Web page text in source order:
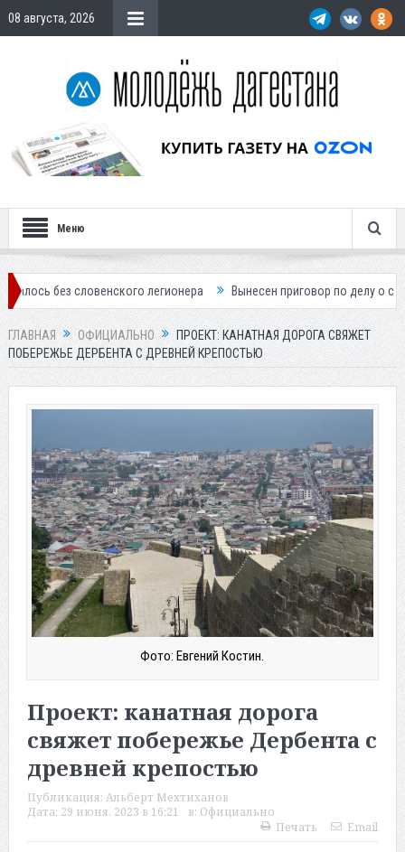
08 августа, 2026
Меню
словенского легионера Вынесен приговор по делу о
ГЛАВНАЯ ОФИЦИАЛЬНО
ПРОЕКТ: КАНАТНАЯ ДОРОГА СВЯЖЕТ
ПОБЕРЕЖЬЕ ДЕРБЕНТА С ДРЕВНЕЙ КРЕПОСТЬЮ
Фото: Евгений Костин.
Проект: канатная дорога
свяжет побережье Дербента с
древней крепостью
Публикация: Альберт Мехтиханов
Дата: 29 июня, 2023 в 16:21 в: Официально
Печать
Email